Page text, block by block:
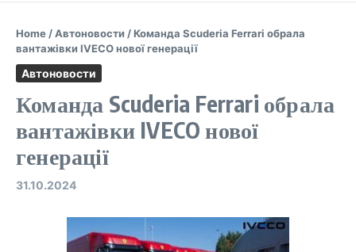
Home /Автоновости /Команда Scuderia Ferrari обрала
вантажівки IVECO нової генерації
Автоновости
Команда Scuderia Ferrari обрала
вантажівки IVECO нової
генерації
31.10.2024